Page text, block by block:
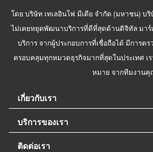
โดย บริษัท เทเลอินโฟ มีเดีย จำกัด (มหาชน) บริ
ไม่เคยหยุดพัฒนาบริการที่ดีที่สุดด้านดิจิทัล มาร์
บริการ จากผู้ประกอบการที่เชื่อถือได้ มีการต
ครอบคลุมทุกหมวดธุรกิจมากที่สุดในประเทศ เ
หมาย จากทีมงาน
เกี่ยวกับเรา
บริการของเรา
ติดต่อเรา